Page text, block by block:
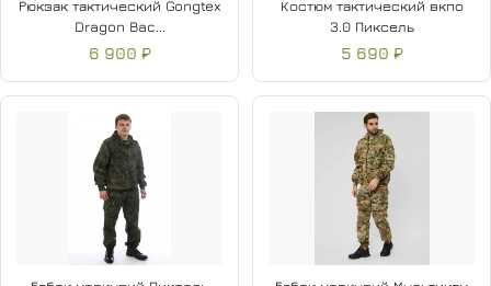
Рюкзак тактический Gongtex
Dragon Bac...
6 900 ₽
Костюм тактический вкпо
3.0 Пиксель
5 690 ₽